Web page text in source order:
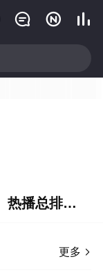
  
热播总排行榜
更多 